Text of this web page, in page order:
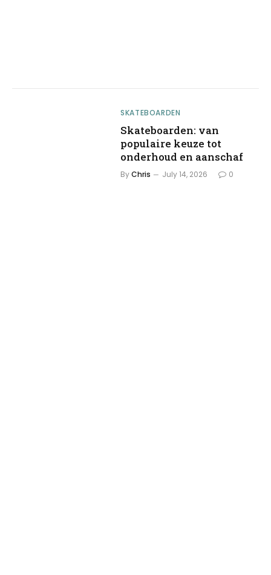
SKATEBOARDEN
Skateboarden: van
populaire keuze tot
onderhoud en aanschaf
ByChris July 14, 2026 0